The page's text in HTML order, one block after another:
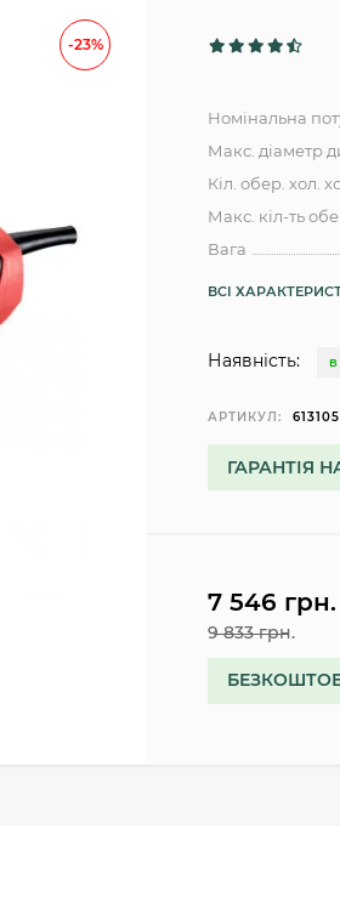
-23%
Номінальна
Макс. діаметр
Кіл. обер. хол.
Макс. кіл-ть
Вага
ВСІ
Наявність: В
АРТИКУЛ:
ГАРАНТІЯ
7 546 грн.
9 833 грн.